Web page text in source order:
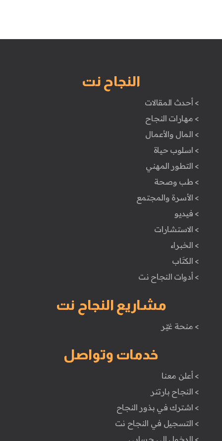
النجاح نت
> أحدث المقالات
> مهارات النجاح
> المال والأعمال
> اسلوب حياة
> التطور المهني
> طب وصحة
> الأسرة والمجتمع
> فيديو
> الاستشارات
> الخبراء
> الكتَاب
> أدوات النجاح نت
مشاريع النجاح نت
> منحة غيّر
خدمات وتواصل
> أعلن معنا
> النجاح بارتنر
> اشترك في بذور النجاح
> التسجيل في النجاح نت